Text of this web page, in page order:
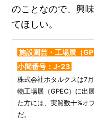
のことなので、興
てほしい。
施設園芸・工場展（
小間番号：J-23
株式会社ホタルクスは7
物工場展（GPEC）に出
た方には、実質数十%オ
だ。